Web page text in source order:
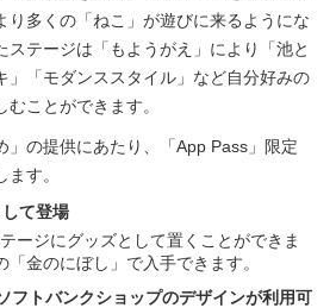
り多くの「ねこ」が遊びに来るようにな
ステージは「もようがえ」により「池と
」「モダンススタイル」など自分好みの
ことができます。
」の提供にあたり、「App Pass」限定
す。
て登場
ージにグッズとして置くことができま
金のにぼし」で入手できます。
フトバンクショップのデザインが利用可